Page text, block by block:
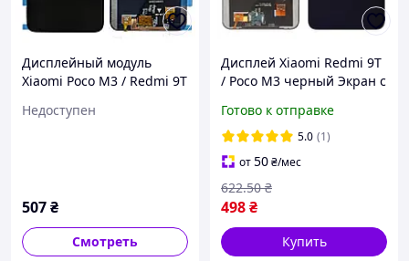
Дисплейный модуль
Xiaomi Poco M3 / Redmi 9T
Недоступен
507₴
Смотреть
Дисплей Xiaomi Redmi 9T
/ Poco M3 черный Экран с
Готово к отправке
5.0 (1)
от50₴/мес
498₴
622.50 ₴
Купить